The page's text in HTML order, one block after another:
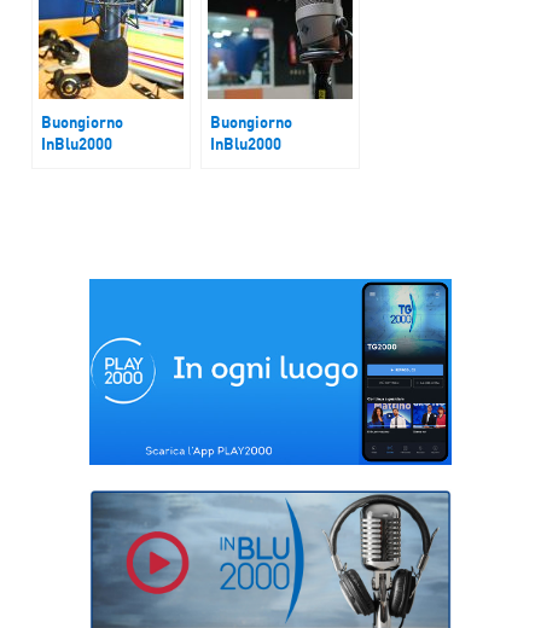
Buongiorno
InBlu2000
Buongiorno
InBlu2000